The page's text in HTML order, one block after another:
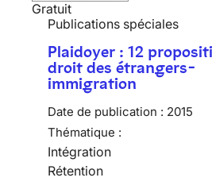
Gratuit
Publications spéciales
Plaidoyer : 12
droit des étrangers-
immigration
Date de publication : 2015
Thématique :
Intégration
Rétention